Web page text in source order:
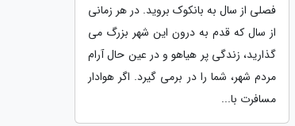
فصلی از سال به بانکوک بروید. در هر زمانی
از سال که قدم به درون این شهر بزرگ می
گذارید، زندگی پر هیاهو و در عین حال آرام
مردم شهر، شما را در برمی گیرد. اگر هوادار
مسافرت با...